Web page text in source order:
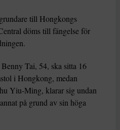
till Hongkongs
döms till fängelse för
Tai, 54, ska sitta 16
i Hongkong, medan
Yiu-Ming, klarar sig undan
på grund av sin höga